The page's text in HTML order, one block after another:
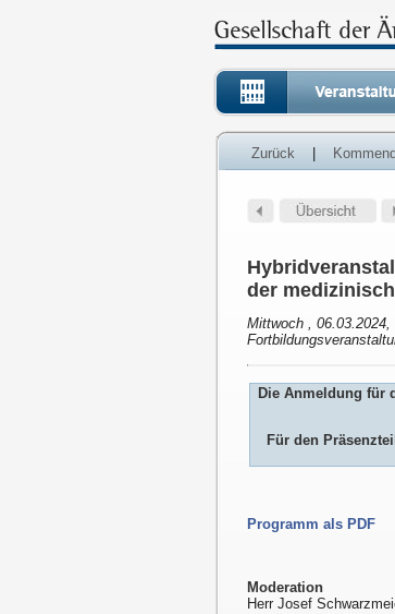
Zurück
der
Mittwoch , 06.03.2024,
Die Anmeldung für
Für den
Programm als PDF
Moderation
Herr Josef